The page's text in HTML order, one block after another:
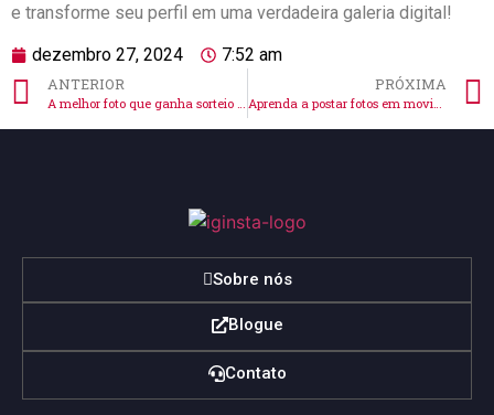
e transforme seu perfil em uma verdadeira galeria digital!
dezembro 27, 2024 7:52 am
ANTERIOR PRÓXIMA
Sobre nós
Blogue
Contato